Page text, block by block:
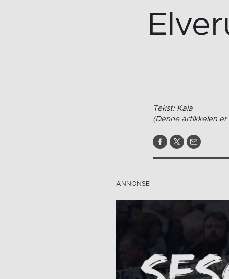
Tekst: Kaia
(Denne artikkelen